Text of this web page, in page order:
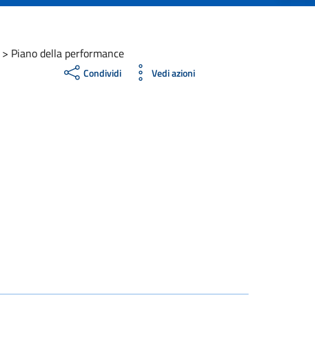
> Piano della performance
Condividi Vedi azioni